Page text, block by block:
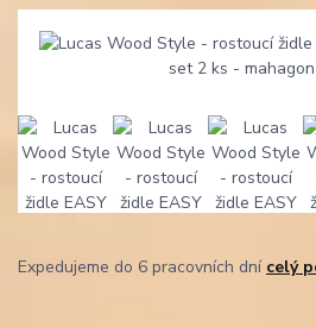
Expedujeme do 6 pracovních dní celý